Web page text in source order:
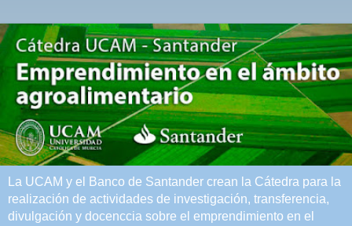
La UCAM y el Banco de Santander crean la Cátedra para la
realización de actividades de investigación, transferencia,
divulgación y docenccia sobre el emprendimiento en el